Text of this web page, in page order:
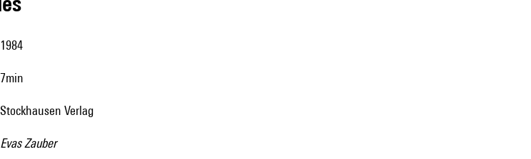
1984
7min
Stockhausen Verlag
Evas Zauber